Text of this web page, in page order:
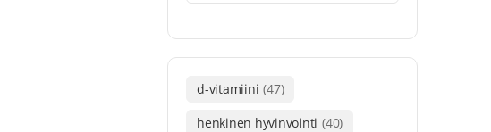
d-vitamiini (47)
henkinen hyvinvointi (40)